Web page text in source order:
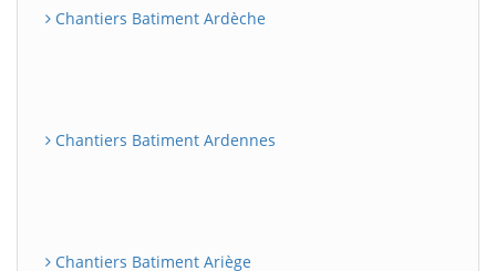
Chantiers Batiment Ardèche
Chantiers Batiment Ardennes
Chantiers Batiment Ariège